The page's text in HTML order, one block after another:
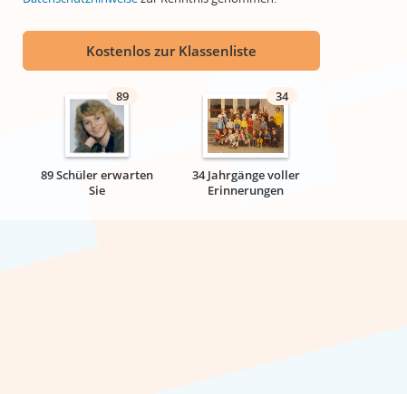
Kostenlos zur Klassenliste
89
89 Schüler erwarten
Sie
34
34 Jahrgänge voller
Erinnerungen